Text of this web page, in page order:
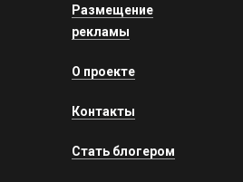
Размещение
рекламы
О проекте
Контакты
Стать блогером